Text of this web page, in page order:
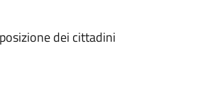
dei cittadini